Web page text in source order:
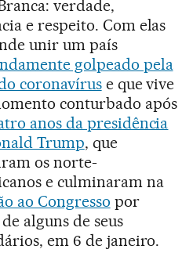
verdade,
e respeito. Com elas
unir um país
golpeado pela
coronavíruse que vive
conturbado após
anos da presidência
Trump, que
os norte-
e culminaram na
ao Congresso por
alguns de seus
em 6 de janeiro.